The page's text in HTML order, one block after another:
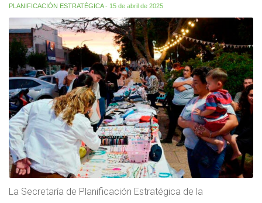
PLANIFICACIÓN ESTRATÉGICA- 15 de abril de 2025
La Secretaría de Planificación Estratégica de la